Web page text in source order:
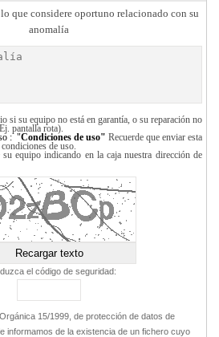
que considere oportuno relacionado con su
anomalía
si su equipo no está en garantía, o su reparación no
pantalla rota).
: "Condiciones de uso" Recuerde que enviar esta
de uso.
su equipo indicando en la caja nuestra dirección de
el código de seguridad:
15/1999, de protección de datos de
informamos de la existencia de un fichero cuyo